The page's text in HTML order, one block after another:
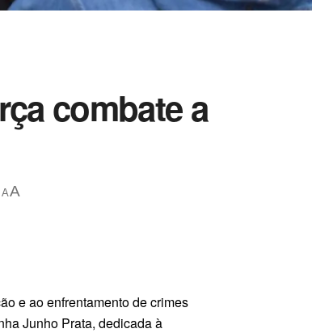
combate a
AA
e ao enfrentamento de crimes
Junho Prata, dedicada à